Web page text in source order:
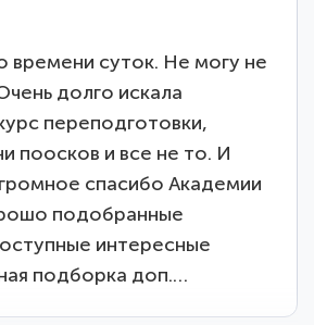
времени суток. Не могу не
долго искала
переподготовки,
поосков и все не то. И
спасибо Академии
подобранные
интересные
подборка доп.…